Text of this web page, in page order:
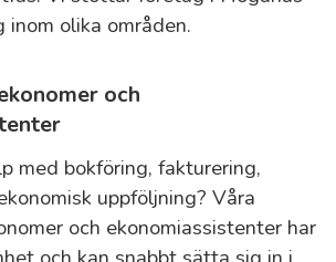
inom olika områden.
och
med bokföring, fakturering,
uppföljning? Våra
och ekonomiassistenter har
och kan snabbt sätta sig in i